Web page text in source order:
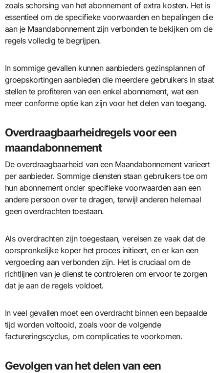
zoals schorsing van het abonnement of extra kosten. Het is
essentieel om de specifieke voorwaarden en bepalingen die
aan je Maandabonnement zijn verbonden te bekijken om de
regels volledig te begrijpen.
In sommige gevallen kunnen aanbieders gezinsplannen of
groepskortingen aanbieden die meerdere gebruikers in staat
stellen te profiteren van een enkel abonnement, wat een
meer conforme optie kan zijn voor het delen van toegang.
Overdraagbaarheidregels voor een
maandabonnement
De overdraagbaarheid van een Maandabonnement varieert
per aanbieder. Sommige diensten staan gebruikers toe om
hun abonnement onder specifieke voorwaarden aan een
andere persoon over te dragen, terwijl anderen helemaal
geen overdrachten toestaan.
Als overdrachten zijn toegestaan, vereisen ze vaak dat de
oorspronkelijke koper het proces initieert, en er kan een
vergoeding aan verbonden zijn. Het is cruciaal om de
richtlijnen van je dienst te controleren om ervoor te zorgen
dat je aan de regels voldoet.
In veel gevallen moet een overdracht binnen een bepaalde
tijd worden voltooid, zoals voor de volgende
factureringscyclus, om complicaties te voorkomen.
Gevolgen van het delen van een